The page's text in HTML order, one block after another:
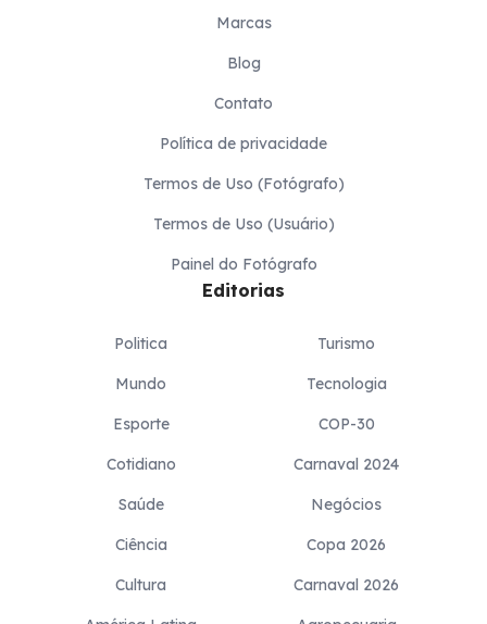
Marcas
Blog
Contato
Política de privacidade
Termos de Uso (Fotógrafo)
Termos de Uso (Usuário)
Painel do Fotógrafo
Editorias
Politica
Mundo
Esporte
Cotidiano
Saúde
Ciência
Cultura
Turismo
Tecnologia
COP-30
Carnaval 2024
Negócios
Copa 2026
Carnaval 2026